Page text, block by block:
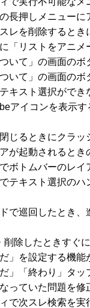
長押しメニューに
レを削除すると
「リストをアニ
ついて」の画面の
ついて」の画面の
キスト選択ができ
アイコンを表示
じるときにクラ
が起動されるとき
ボトムバーのレ
テキスト選択の
で巡回したとき
削除したときすぐ
だ」を設定する機
だ」「終わり」タ
っていた問題を修
で次スレ検索を